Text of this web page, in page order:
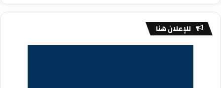
للإعلان هنا